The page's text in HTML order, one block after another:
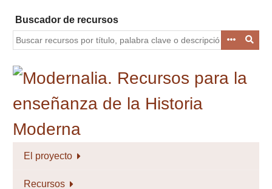
contenido
principal
Buscador de recursos
El proyecto
Recursos